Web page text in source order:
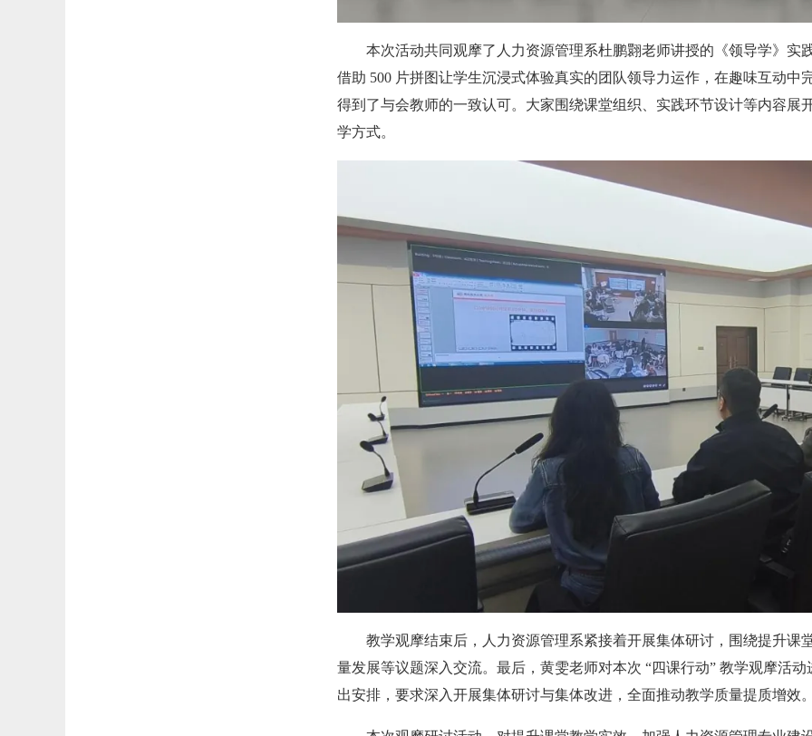
本次活动共同观摩了人力资源管理系杜鹏翾老师讲授的《领导学》实
借助 500 片拼图让学生沉浸式体验真实的团队领导力运作，在趣味互动
得到了与会教师的一致认可。大家围绕课堂组织、实践环节设计等内容展
学方式。
教学观摩结束后，人力资源管理系紧接着开展集体研讨，围绕提升课
量发展等议题深入交流。最后，黄雯老师对本次 “四课行动” 教学观摩活
出安排，要求深入开展集体研讨与集体改进，全面推动教学质量提质增效